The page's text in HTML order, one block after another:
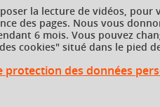
la lecture de vidéos,
des pages. Nous vous
6 mois. Vous pouvez
cookies" situé dans le pied
des données
Formations courtes
Recherche par
instituts